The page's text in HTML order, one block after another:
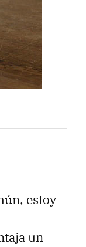
estoy
un